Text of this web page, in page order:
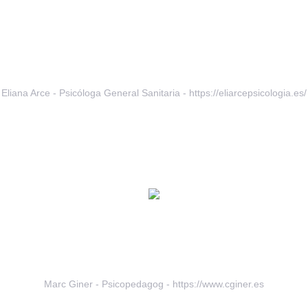
Eliana Arce - Psicóloga General Sanitaria - https://eliarcepsicologia.es/
Marc Giner - Psicopedagog - https://www.cginer.es